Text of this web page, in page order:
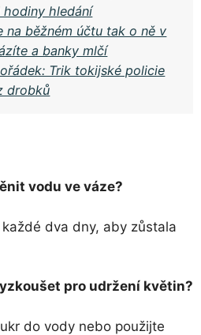
hledání
na běžném účtu tak o ně v
a banky mlčí
Trik tokijské policie
drobků
vodu ve váze?
dva dny, aby zůstala
pro udržení květin?
do vody nebo použijte